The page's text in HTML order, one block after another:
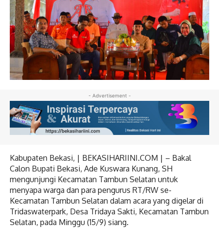
- Advertisement -
Kabupaten Bekasi, | BEKASIHARIINI.COM | – Bakal
Calon Bupati Bekasi, Ade Kuswara Kunang, SH
mengunjungi Kecamatan Tambun Selatan untuk
menyapa warga dan para pengurus RT/RW se-
Kecamatan Tambun Selatan dalam acara yang digelar di
Tridaswaterpark, Desa Tridaya Sakti, Kecamatan Tambun
Selatan, pada Minggu (15/9) siang.